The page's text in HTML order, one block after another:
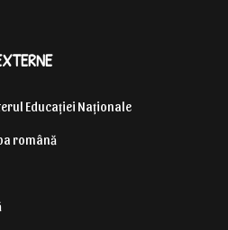
Educației Naționale
română